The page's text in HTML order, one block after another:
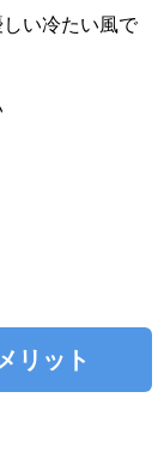
い冷たい風で
リット